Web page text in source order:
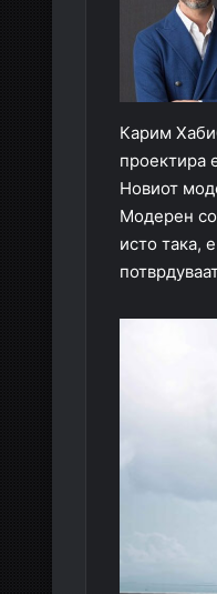
Карим
проектира
Новиот
Модерен со
исто така,